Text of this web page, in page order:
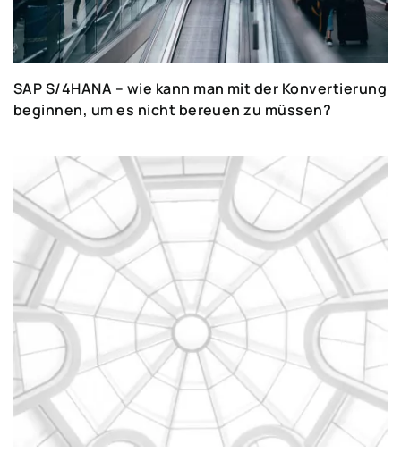
SAP S/4HANA – wie kann man mit der Konvertierung
beginnen, um es nicht bereuen zu müssen?